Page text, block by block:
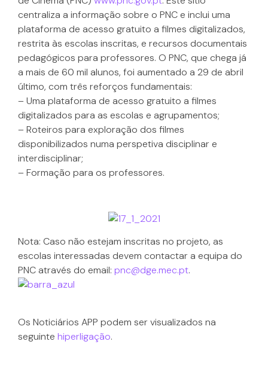
centraliza a informação sobre o PNC e inclui uma
plataforma de acesso gratuito a filmes digitalizados,
restrita às escolas inscritas, e recursos documentais
pedagógicos para professores. O PNC, que chega já
a mais de 60 mil alunos, foi aumentado a 29 de abril
último, com três reforços fundamentais:
– Uma plataforma de acesso gratuito a filmes
digitalizados para as escolas e agrupamentos;
– Roteiros para exploração dos filmes
disponibilizados numa perspetiva disciplinar e
interdisciplinar;
– Formação para os professores.
Nota: Caso não estejam inscritas no projeto, as
escolas interessadas devem contactar a equipa do
PNC através do email: pnc@dge.mec.pt.
Os Noticiários APP podem ser visualizados na
seguinte hiperligação.